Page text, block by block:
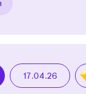
17.04.26